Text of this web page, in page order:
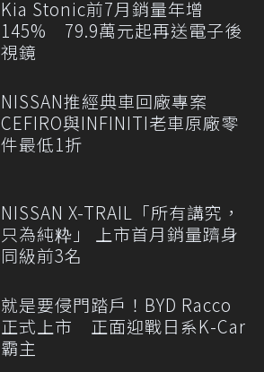
Kia Stonic前7月銷量年增
145% 79.9萬元起再送電子後
視鏡
NISSAN推經典車回廠專案
CEFIRO與INFINITI老車原廠零
件最低1折
NISSAN X-TRAIL「所有講究，
只為純粋」 上市首月銷量躋身
同級前3名
就是要侵門踏戶！BYD Racco
正式上市 正面迎戰日系K-Car
霸主